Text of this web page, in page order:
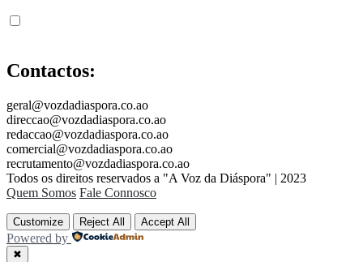
Contactos:
geral@vozdadiaspora.co.ao
direccao@vozdadiaspora.co.ao
redaccao@vozdadiaspora.co.ao
comercial@vozdadiaspora.co.ao
recrutamento@vozdadiaspora.co.ao
Todos os direitos reservados a "A Voz da Diáspora" | 2023
Quem Somos Fale Connosco
Customize Reject All Accept All
Powered by
✖